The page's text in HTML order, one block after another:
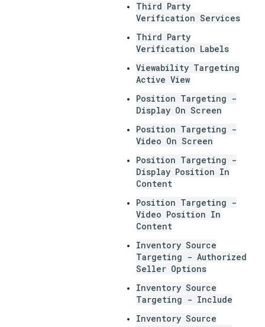
Third Party
Verification Services
Third Party
Verification Labels
Viewability Targeting
Active View
Position Targeting -
Display On Screen
Position Targeting -
Video On Screen
Position Targeting -
Display Position In
Content
Position Targeting -
Video Position In
Content
Inventory Source
Targeting - Authorized
Seller Options
Inventory Source
Targeting - Include
Inventory Source